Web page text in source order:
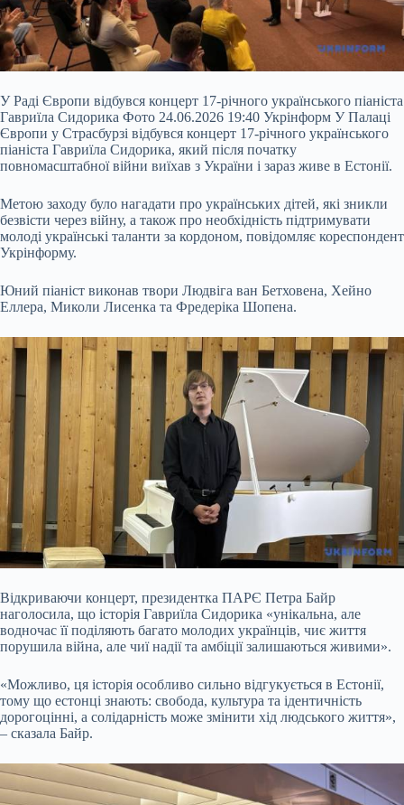
У Раді Європи відбувся концерт 17-річного українського піаніста
Гавриїла Сидорика Фото 24.06.2026 19:40 Укрінформ У Палаці
Європи у Страсбурзі відбувся концерт 17-річного українського
піаніста Гавриїла Сидорика, який після початку
повномасштабної війни виїхав з України і зараз живе в Естонії.
Метою заходу було нагадати про українських дітей, які зникли
безвісти через війну, а також про необхідність підтримувати
молоді українські таланти за кордоном, повідомляє кореспондент
Укрінформу.
Юний піаніст виконав твори Людвіга ван Бетховена, Хейно
Еллера, Миколи Лисенка та Фредеріка Шопена.
Відкриваючи концерт, президентка ПАРЄ Петра Байр
наголосила, що історія Гавриїла Сидорика «унікальна, але
водночас її поділяють багато молодих українців, чиє життя
порушила війна, але чиї надії та амбіції залишаються живими».
«Можливо, ця історія особливо сильно відгукується в Естонії,
тому що естонці знають: свобода, культура та ідентичність
дорогоцінні, а солідарність може змінити хід людського життя»,
– сказала Байр.